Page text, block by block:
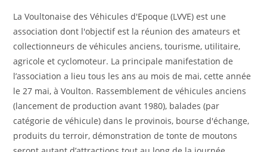
La Voultonaise des Véhicules d'Epoque (LVVE) est une
association dont l'objectif est la réunion des amateurs et
collectionneurs de véhicules anciens, tourisme, utilitaire,
agricole et cyclomoteur. La principale manifestation de
l’association a lieu tous les ans au mois de mai, cette année
le 27 mai, à Voulton. Rassemblement de véhicules anciens
(lancement de production avant 1980), balades (par
catégorie de véhicule) dans le provinois, bourse d'échange,
produits du terroir, démonstration de tonte de moutons